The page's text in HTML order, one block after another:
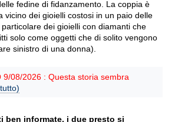
fedine di fidanzamento. La coppia è
vicino dei gioielli costosi in un paio delle
dei gioielli con diamanti che
solo come oggetti che di solito vengono
sinistro di una donna).
9/08/2026 : Questa storia sembra
ben informate, i due presto si